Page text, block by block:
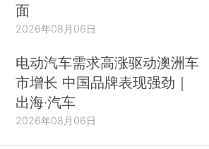
面
2026年08月06日
电动汽车需求高涨驱动澳洲车
市增长 中国品牌表现强劲｜
出海·汽车
2026年08月06日